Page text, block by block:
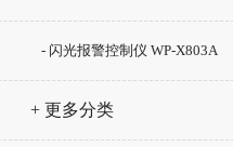
- 闪光报警控制仪 WP-X803A
+ 更多分类